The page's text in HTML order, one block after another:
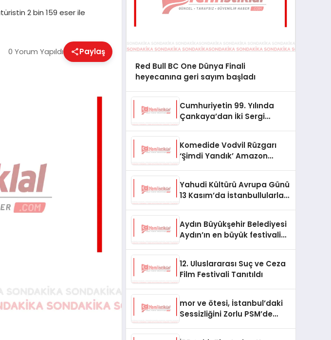
2 bin 159 eser ile
0 Yorum Yapıldı Paylaş
Red Bull BC One Dünya Finali
heyecanına geri sayım başladı
Cumhuriyetin 99. Yılında
Çankaya’dan İki Sergi
Komedide Vodvil Rüzgarı
‘Şimdi Yandık’ Amazon
Yahudi Kültürü Avrupa Günü
13 Kasım’da İstanbullularla
Aydın Büyükşehir Belediyesi
Aydın’ın en büyük festivalini
12. Uluslararası Suç ve Ceza
Film Festivali Tanıtıldı
mor ve ötesi, İstanbul’daki
Sessizliğini Zorlu PSM’de